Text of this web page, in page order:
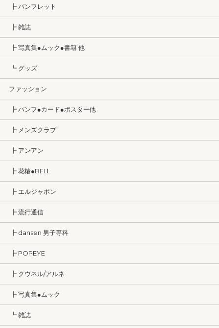
┣ パンフレット
┣ 雑誌
┣ 写真集●ムック●書籍 他
┗ グッズ
ファッション
┣ パンフ●カード●ポスター他
┣ メンズクラブ
┣ アンアン
┣ 花椿●BELL
┣ エルジャポン
┣ 流行通信
┣ dansen 男子専科
┣ POPEYE
┣ クウネル/アルネ
┣ 写真集●ムック
┗ 雑誌